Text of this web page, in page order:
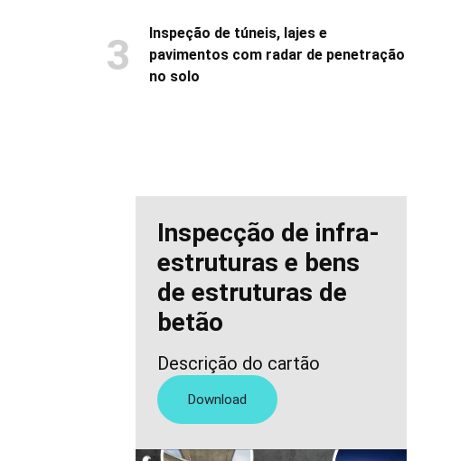
3
Inspeção de túneis, lajes e
pavimentos com radar de penetração
no solo
Inspecção de infra-
estruturas e bens
de estruturas de
betão
Descrição do cartão
Download